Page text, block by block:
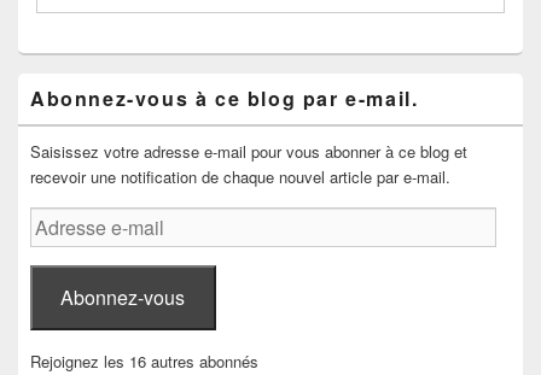
principale
de
widget
barre
latérale
Abonnez-vous à ce blog par e-mail.
Saisissez votre adresse e-mail pour vous abonner à ce blog et
recevoir une notification de chaque nouvel article par e-mail.
Adresse
e-
mail
Abonnez-vous
Rejoignez les 16 autres abonnés